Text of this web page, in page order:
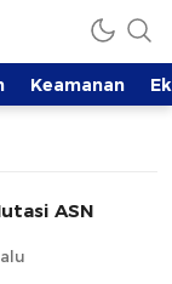
Keamanan
ASN